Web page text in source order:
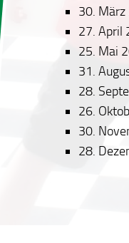
30.
27. April
25. Mai
31.
28.
26.
30.
28.